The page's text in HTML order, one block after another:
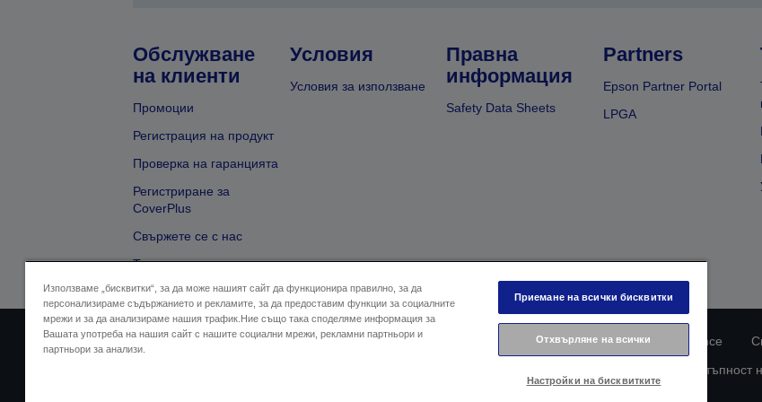
Обслужване
на клиенти
Промоции
Регистрация на продукт
Проверка на гаранцията
Регистриране за
CoverPlus
Свържете се с нас
Търсене на търговец
Условия
Условия за използване
Правна
информация
Safety Data Sheets
Partners
Epson Partner Portal
LPGA
Адрес на продавача Декларация за поверителност EU Data Act Compliance
Ангажимент за достъпност
Използваме „бисквитки“, за да може нашият сайт да функционира правилно, за да
персонализираме съдържанието и рекламите, за да предоставим функции за социалните
мрежи и за да анализираме нашия трафик.Ние също така споделяме информация за
Вашата употреба на нашия сайт с нашите социални мрежи, рекламни партньори и
партньори за анализи.
Приемане на всички бисквитки
Отхвърляне на всички
Настройки на бисквитките